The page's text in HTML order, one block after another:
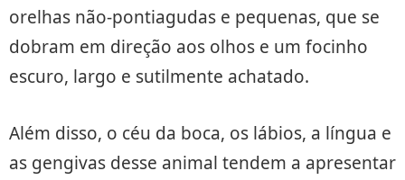
orelhas não-pontiagudas e pequenas, que se
dobram em direção aos olhos e um focinho
escuro, largo e sutilmente achatado.
Além disso, o céu da boca, os lábios, a língua e
as gengivas desse animal tendem a apresentar